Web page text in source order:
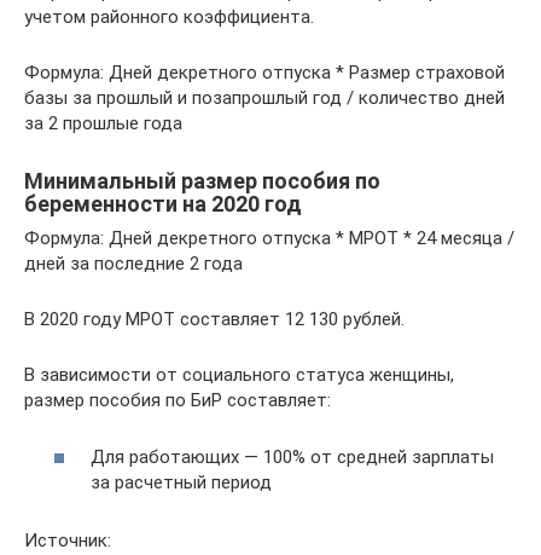
учетом районного коэффициента.
Формула: Дней декретного отпуска * Размер страховой
базы за прошлый и позапрошлый год / количество дней
за 2 прошлые года
Минимальный размер пособия по
беременности на 2020 год
Формула: Дней декретного отпуска * МРОТ * 24 месяца /
дней за последние 2 года
В 2020 году МРОТ составляет 12 130 рублей.
В зависимости от социального статуса женщины,
размер пособия по БиР составляет:
Для работающих — 100% от средней зарплаты
за расчетный период
Источник: